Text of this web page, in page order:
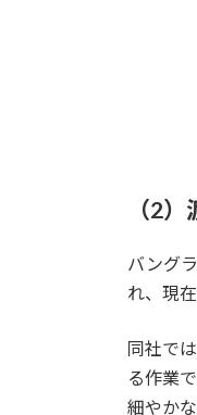
（2
バング
れ、現
同社で
る作業
細やか